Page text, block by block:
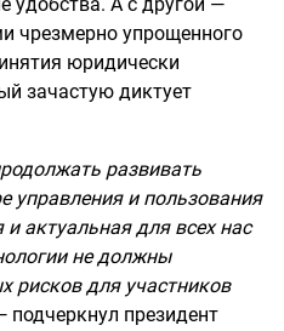
чрезмерно упрощенного
юридически
зачастую диктует
развивать
управления и пользования
актуальная для всех нас
не должны
рисков для участников
подчеркнул президент